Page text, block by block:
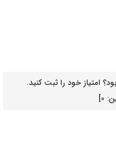
امتیاز خود را ثبت کنید.
0
]